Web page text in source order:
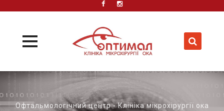
Skip
content
Офтальмологічний центр - Клініка мікрохірургії ока